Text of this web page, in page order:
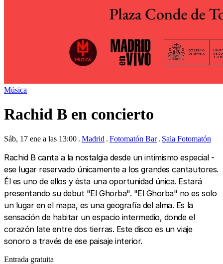
Música
Rachid B en concierto
Sáb, 17 ene a las 13:00 Madrid Fotomatón Bar Sala Fotomatón
Rachid B canta a la nostalgia desde un intimismo especial -
ese lugar reservado únicamente a los grandes cantautores.
Él es uno de ellos y ésta una oportunidad única. Estará
presentando su debut "El Ghorba". "El Ghorba" no es solo
un lugar en el mapa, es una geografía del alma. Es la
sensación de habitar un espacio intermedio, donde el
corazón late entre dos tierras. Este disco es un viaje
sonoro a través de ese paisaje interior.
Entrada gratuita